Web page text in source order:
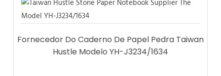
Fornecedor Do Caderno De Papel Pedra Taiwan
Hustle Modelo YH-J3234/1634